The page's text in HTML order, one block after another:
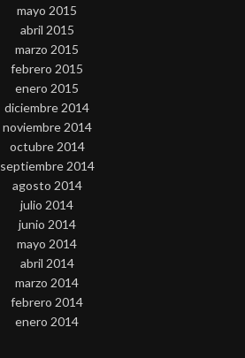
mayo 2015
abril 2015
marzo 2015
febrero 2015
enero 2015
diciembre 2014
noviembre 2014
octubre 2014
septiembre 2014
agosto 2014
julio 2014
junio 2014
mayo 2014
abril 2014
marzo 2014
febrero 2014
enero 2014